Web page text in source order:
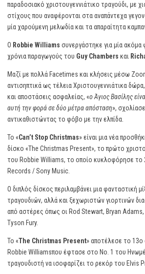
παραδοσιακό χριστουγεννιάτικο τραγούδι, με
στίχους που αναφέρονται στα αναπάντεχα
μία χαρούμενη μελωδία και τα απαραίτητα
Ο Robbie Williams συνεργάστηκε για μία ακόμα
χρόνια παραγωγούς του Guy Chambers και
Μαζί με πολλά Facetimes και κλήσεις μέσω
αντισηπτικά ως τέλεια Χριστουγεννιάτικα
και αποστάσεις ασφαλείας, «ο Άγιος Βασίλης
αυτή την φορά σε δύο μέτρα απόσταση»,
αντικαθιστώντας το φόβο με την ελπίδα.
Το «Can’t Stop Christmas» είναι μια νέα
δίσκο «The Christmas Present», το πρώτο
του Robbie Williams, το οποίο κυκλοφόρησε το
Records / Sony Music.
Ο διπλός δίσκος περιλαμβάνει μια φανταστική
τραγουδιών, αλλά και ξεχωριστών γιορτινών
από αστέρες όπως οι Rod Stewart, Bryan
Tyson Fury.
Το «The Christmas Present» αποτέλεσε το
Robbie Williamsπου έφτασε στο No. 1 του
τραγουδιστή να ισοφαρίζει το ρεκόρ του Elvis